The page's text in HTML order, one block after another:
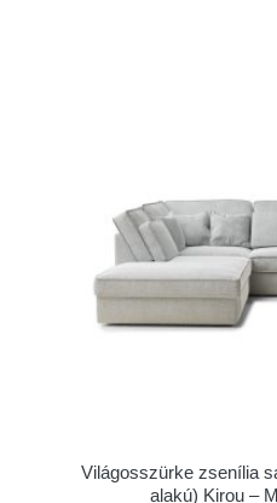
Világosszürke zsenília
alakú) Kirou –